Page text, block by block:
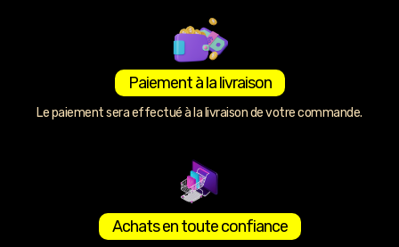
Paiement à la livraison
Le paiement sera effectué à la livraison de votre commande.
Achats en toute confiance